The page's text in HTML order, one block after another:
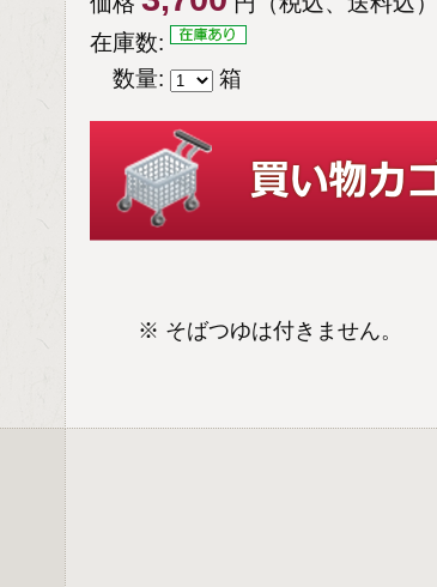
在庫数:
数量:
箱
※ そばつゆは付きません。